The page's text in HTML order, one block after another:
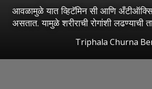
आवळामुळे यात व्हिटॅमिन सी आणि
असतात. यामुळे शरीराची रोगांशी लढण्याची
Triphala Churna